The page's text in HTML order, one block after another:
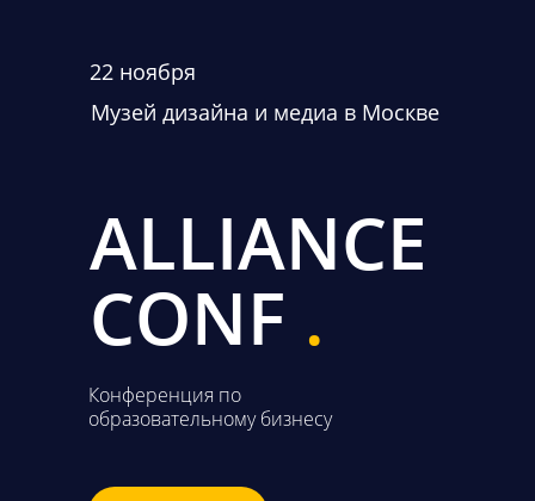
Конференция по
образовательному бизнесу
Музей дизайна и медиа в Москве
22 ноября
ALLIANCE
CONF .